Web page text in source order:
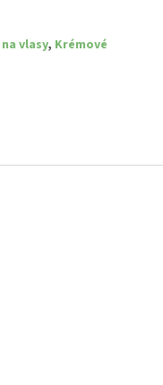
vlasy, Krémové